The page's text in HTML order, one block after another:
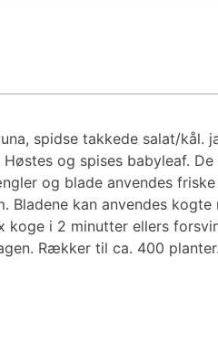
spidse takkede salat/kål.
Høstes og spises babyleaf. De
og blade anvendes
Bladene kan anvendes kogte
koge i 2 minutter ellers
Rækker til ca. 400 planter.